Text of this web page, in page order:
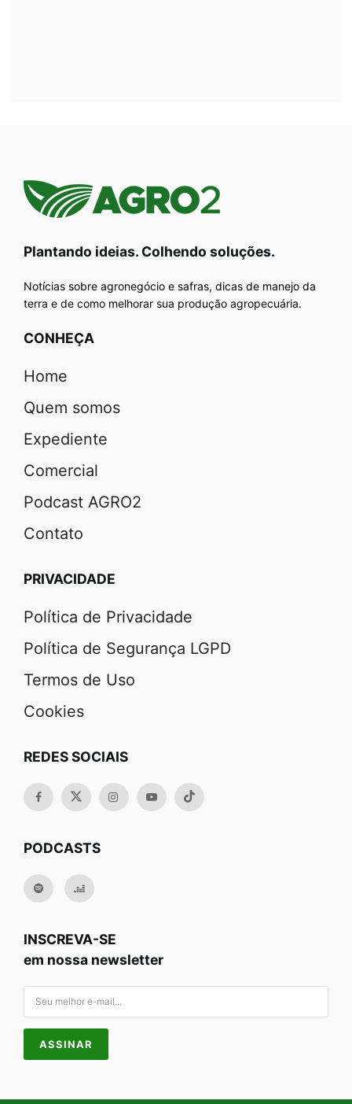
Plantando ideias. Colhendo soluções.
Notícias sobre agronegócio e safras, dicas de manejo da
terra e de como melhorar sua produção agropecuária.
CONHEÇA
Home
Quem somos
Expediente
Comercial
Podcast AGRO2
Contato
PRIVACIDADE
Política de Privacidade
Política de Segurança LGPD
Termos de Uso
Cookies
REDES SOCIAIS
PODCASTS
INSCREVA-SE
em nossa newsletter